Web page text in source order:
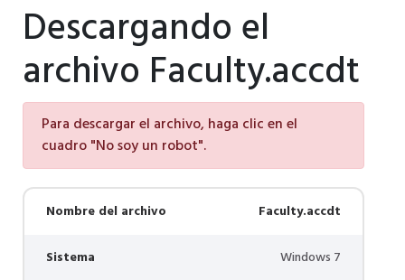
Descargando el
archivo Faculty.accdt
Para descargar el archivo, haga clic en el
cuadro "No soy un robot".
Nombre del archivo Faculty.accdt
Sistema Windows 7